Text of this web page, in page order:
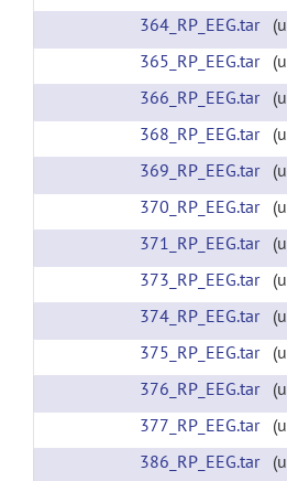
364_RP_EEG.tar(url)
365_RP_EEG.tar(url)
366_RP_EEG.tar(url)
368_RP_EEG.tar(url)
369_RP_EEG.tar(url)
370_RP_EEG.tar(url)
371_RP_EEG.tar(url)
373_RP_EEG.tar(url)
374_RP_EEG.tar(url)
375_RP_EEG.tar(url)
376_RP_EEG.tar(url)
377_RP_EEG.tar(url)
386_RP_EEG.tar(url)